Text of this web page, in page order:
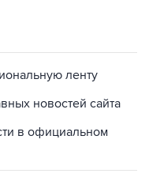
ленту
новостей сайта
в официальном